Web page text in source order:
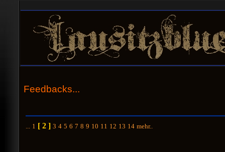
Feedbacks...
... 1 [ 2 ] 3 4 5 6 7 8 9 10 11 12 13 14 mehr..